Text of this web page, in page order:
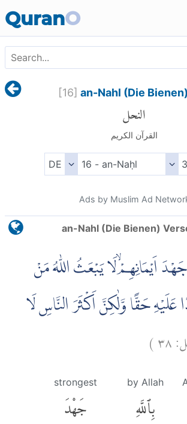
QuranO
[16] an-Nahl (Die Bienen)
النحل
القرآن الكريم
Ads by Muslim Ad
an-Nahl (Die Bienen)
جَهْدَ اَيْمَانِهِمْۙ لَا يَبْعَثُ اللّٰهُ مَنْ
عَلَيْهِ حَقًّا وَّلٰكِنَّ اَكْثَرَ النَّاسِ لَا
٣٨)
by Allah
بِٱللَّهِ
strongest
جَهْدَ